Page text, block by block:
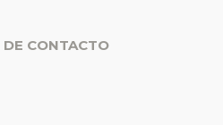
DE CONTACTO